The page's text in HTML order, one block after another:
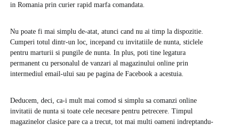
in Romania prin curier rapid marfa comandata.
Nu poate fi mai simplu de-atat, atunci cand nu ai timp la dispozitie.
Cumperi totul dintr-un loc, incepand cu invitatiile de nunta, sticlele
pentru marturii si pungile de nunta. In plus, poti tine legatura
permanent cu personalul de vanzari al magazinului online prin
intermediul email-ului sau pe pagina de Facebook a acestuia.
Deducem, deci, ca-i mult mai comod si simplu sa comanzi online
invitatii de nunta si toate cele necesare pentru petrecere. Timpul
magazinelor clasice pare ca a trecut, tot mai multi oameni indreptandu-